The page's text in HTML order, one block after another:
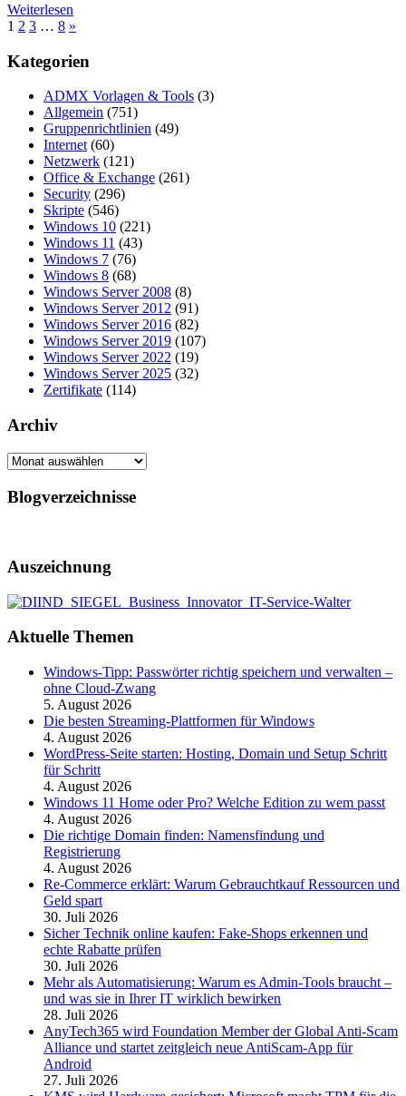
Weiterlesen
Seitennummerierung
der
Beiträge
1 2 3 … 8 Nächste
»
Kategorien
ADMX Vorlagen & Tools (3)
Allgemein (751)
Gruppenrichtlinien (49)
Internet (60)
Netzwerk (121)
Office & Exchange (261)
Security (296)
Skripte (546)
Windows 10 (221)
Windows 11 (43)
Windows 7 (76)
Windows 8 (68)
Windows Server 2008 (8)
Windows Server 2012 (91)
Windows Server 2016 (82)
Windows Server 2019 (107)
Windows Server 2022 (19)
Windows Server 2025 (32)
Zertifikate (114)
Archiv
Archiv
Blogverzeichnisse
Auszeichnung
Aktuelle Themen
Windows-Tipp: Passwörter richtig speichern und verwalten –
ohne Cloud-Zwang
5. August 2026
Die besten Streaming-Plattformen für Windows
4. August 2026
WordPress-Seite starten: Hosting, Domain und Setup Schritt
für Schritt
4. August 2026
Windows 11 Home oder Pro? Welche Edition zu wem passt
4. August 2026
Die richtige Domain finden: Namensfindung und
Registrierung
4. August 2026
Re-Commerce erklärt: Warum Gebrauchtkauf Ressourcen und
Geld spart
30. Juli 2026
Sicher Technik online kaufen: Fake-Shops erkennen und
echte Rabatte prüfen
30. Juli 2026
Mehr als Automatisierung: Warum es Admin-Tools braucht –
und was sie in Ihrer IT wirklich bewirken
28. Juli 2026
AnyTech365 wird Foundation Member der Global Anti-Scam
Alliance und startet zeitgleich neue AntiScam-App für
Android
27. Juli 2026